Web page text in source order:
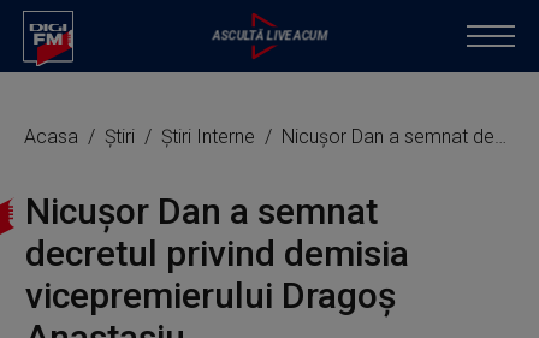
Acasa Știri Știri Interne Nicuşor Dan a semnat decretul privind demisia vicepremierului Dragoş Anastasiu
Nicuşor Dan a semnat
decretul privind demisia
vicepremierului Dragoş